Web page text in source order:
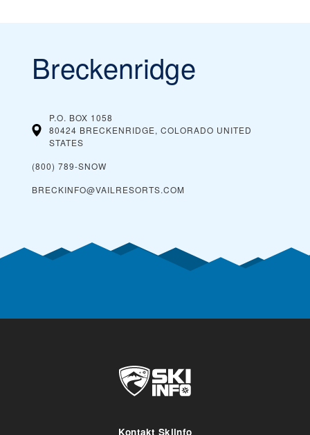
Breckenridge
P.O. BOX 1058
80424 BRECKENRIDGE, COLORADO UNITED
STATES
(800) 789-SNOW
BRECKINFO@VAILRESORTS.COM
Kontakt Skiinfo